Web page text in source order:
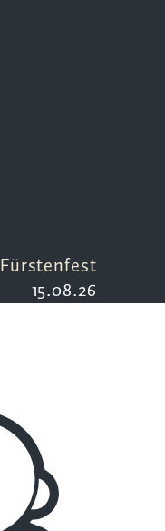
Fürstenfest
15.08.26